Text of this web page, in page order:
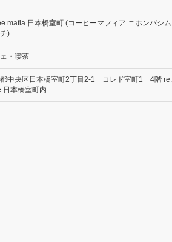
mafia 日本橋室町 (コーヒーマフィア ニホンバシム
)
・喫茶
中央区日本橋室町2丁目2-1 コレド室町1 4階 re:
日本橋室町内